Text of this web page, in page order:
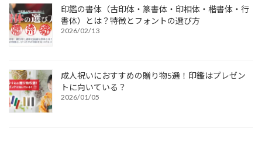
印鑑の書体（古印体・篆書体・印相体・楷書体・行
書体）とは？特徴とフォントの選び方
2026/02/13
成人祝いにおすすめの贈り物5選！印鑑はプレゼン
トに向いている？
2026/01/05